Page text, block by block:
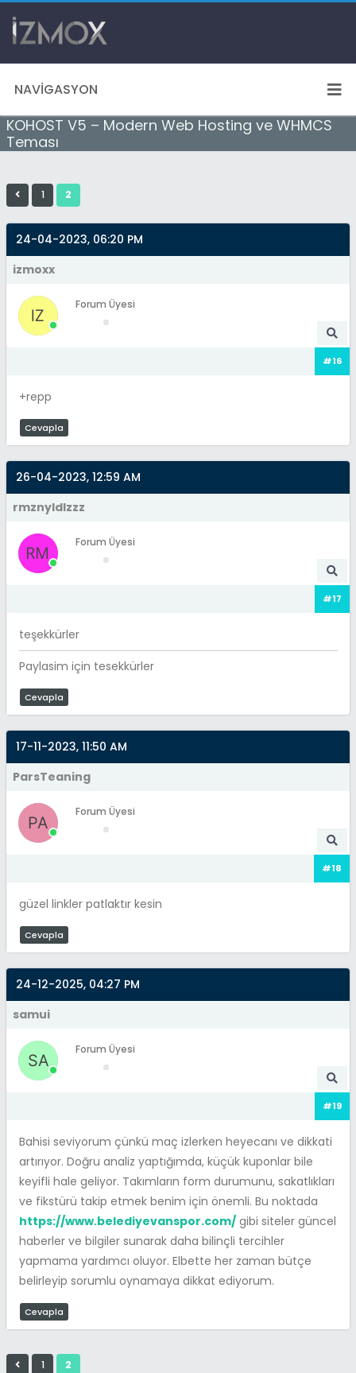
NAVIGASYON
KOHOST V5 – Modern Web Hosting ve WHMCS
Teması
1 2
24-04-2023, 06:20 PM
izmoxx
Forum Üyesi
#16
+repp
Cevapla
26-04-2023, 12:59 AM
rmznyldlzzz
Forum Üyesi
#17
teşekkürler
Paylasim için tesekkürler
Cevapla
17-11-2023, 11:50 AM
ParsTeaning
Forum Üyesi
#18
güzel linkler patlaktır kesin
Cevapla
24-12-2025, 04:27 PM
samui
Forum Üyesi
#19
Bahisi seviyorum çünkü maç izlerken heyecanı ve dikkati
artırıyor. Doğru analiz yaptığımda, küçük kuponlar bile
keyifli hale geliyor. Takımların form durumunu, sakatlıkları
ve fikstürü takip etmek benim için önemli. Bu noktada
https://www.belediyevanspor.com/ gibi siteler güncel
haberler ve bilgiler sunarak daha bilinçli tercihler
yapmama yardımcı oluyor. Elbette her zaman bütçe
belirleyip sorumlu oynamaya dikkat ediyorum.
Cevapla
1 2